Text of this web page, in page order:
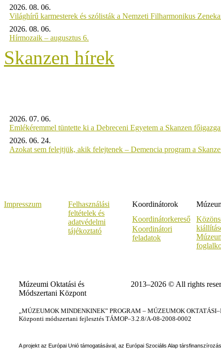
2026. 08. 06.
Világhírű karmesterek és szólisták a Nemzeti Filharmonikus
2026. 08. 06.
Hírmozaik – augusztus 6.
Skanzen hírek
2026. 07. 06.
Emlékéremmel tüntette ki a Debreceni Egyetem a Skanzen
2026. 06. 24.
Azokat sem felejtjük, akik felejtenek – Demencia program a
Impresszum
Felhasználási
feltételek és
adatvédelmi
tájékoztató
Koordinátorok
Koordinátorkereső
Koordinátori
feladatok
Múzeumi Oktatási és
Módszertani Központ
2013–2026 © All rights
„MÚZEUMOK MINDENKINEK” PROGRAM – MÚZEUMOK
Központi módszertani fejlesztés TÁMOP–3.2.8/A-08-2008-0002
A projekt az Európai Unió támogatásával, az Európai Szociális Alap